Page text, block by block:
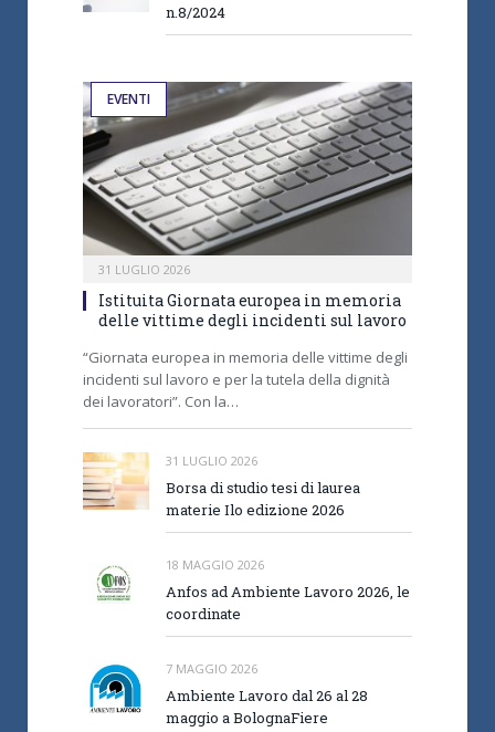
n.8/2024
EVENTI
31 LUGLIO 2026
Istituita Giornata europea in memoria
delle vittime degli incidenti sul lavoro
“Giornata europea in memoria delle vittime degli
incidenti sul lavoro e per la tutela della dignità
dei lavoratori”. Con la…
31 LUGLIO 2026
Borsa di studio tesi di laurea
materie Ilo edizione 2026
18 MAGGIO 2026
Anfos ad Ambiente Lavoro 2026, le
coordinate
7 MAGGIO 2026
Ambiente Lavoro dal 26 al 28
maggio a BolognaFiere